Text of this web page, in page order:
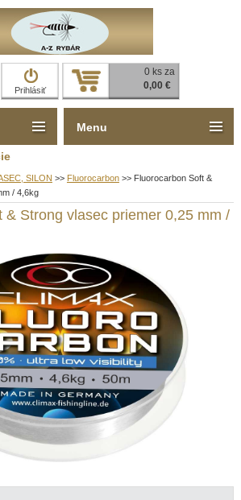
Prihlásiť
0 ks za
0,00 €
SILON >> Fluorocarbon >> Fluorocarbon Soft &
/ 4,6kg
& Strong vlasec priemer 0,25 mm /
Menu